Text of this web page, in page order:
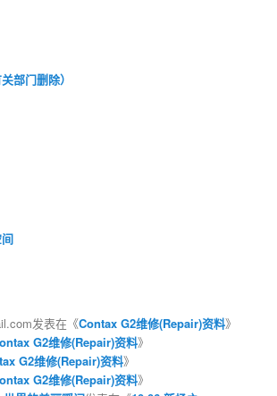
部门删除）
发表在《Contax G2维修(Repair)资料》
G2维修(Repair)资料》
G2维修(Repair)资料》
G2维修(Repair)资料》